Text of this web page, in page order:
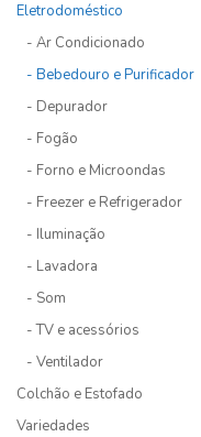
Eletrodoméstico
- Ar Condicionado
- Bebedouro e Purificador
- Depurador
- Fogão
- Forno e Microondas
- Freezer e Refrigerador
- Iluminação
- Lavadora
- Som
- TV e acessórios
- Ventilador
Colchão e Estofado
Variedades